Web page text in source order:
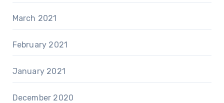
March 2021
February 2021
January 2021
December 2020